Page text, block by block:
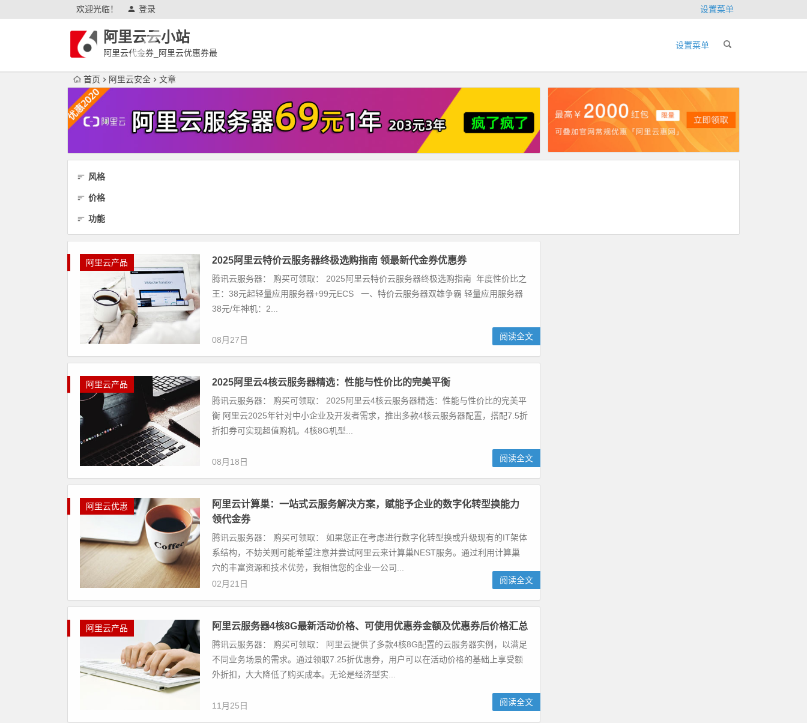
欢迎光临！ 登录 设置菜单
阿里云云小站
阿里云代金券_阿里云优惠券最
设置菜单
首页 阿里云安全 文章
风格
价格
功能
阿里云产品 2025阿里云特价云服务器终极选购指南 领最新代金券优惠券
腾讯云服务器： 购买可领取： 2025阿里云特价云服务器终极选购指南 年度性价比之
王：38元起轻量应用服务器+99元ECS 一、特价云服务器双雄争霸 轻量应用服务器
38元/年神机：2...
08月27日 阅读全文
阿里云产品 2025阿里云4核云服务器精选：性能与性价比的完美平衡
腾讯云服务器： 购买可领取： 2025阿里云4核云服务器精选：性能与性价比的完美平
衡 阿里云2025年针对中小企业及开发者需求，推出多款4核云服务器配置，搭配7.5折
折扣券可实现超值购机。4核8G机型...
08月18日 阅读全文
阿里云优惠
阿里云计算巢：一站式云服务解决方案，赋能予企业的数字化转型换能力
领代金券
腾讯云服务器： 购买可领取： 如果您正在考虑进行数字化转型换或升级现有的IT架体
系结构，不妨关则可能希望注意并尝试阿里云来计算巢NEST服务。通过利用计算巢
穴的丰富资源和技术优势，我相信您的企业一公司...
02月21日
阅读全文
阿里云产品 阿里云服务器4核8G最新活动价格、可使用优惠券金额及优惠券后价格汇总
腾讯云服务器： 购买可领取： 阿里云提供了多款4核8G配置的云服务器实例，以满足
不同业务场景的需求。通过领取7.25折优惠券，用户可以在活动价格的基础上享受额
外折扣，大大降低了购买成本。无论是经济型实...
11月25日 阅读全文